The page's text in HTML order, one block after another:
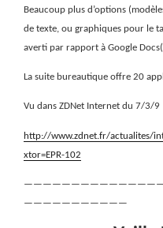
Beaucoup plus d’options
de texte, ou graphiques pour le
averti par rapport à Google
La suite bureautique offre 20
Vu dans ZDNet Internet du 7/3/9
http://www.zdnet.fr/actualites/
xtor=EPR-102
———————————